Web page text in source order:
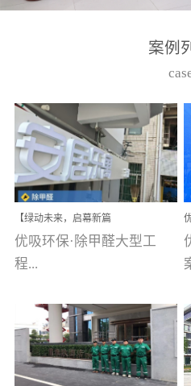
案例
【绿动未来，启幕新篇
章】优吸环保中标深圳安
居乐寓，超大型工装室内
空气治理项目顺利启航，
优吸环保·除甲醛大型工
程...
案例【深圳安居乐寓】室
内空气治理项目深圳安居
乐寓 深圳市安居乐寓